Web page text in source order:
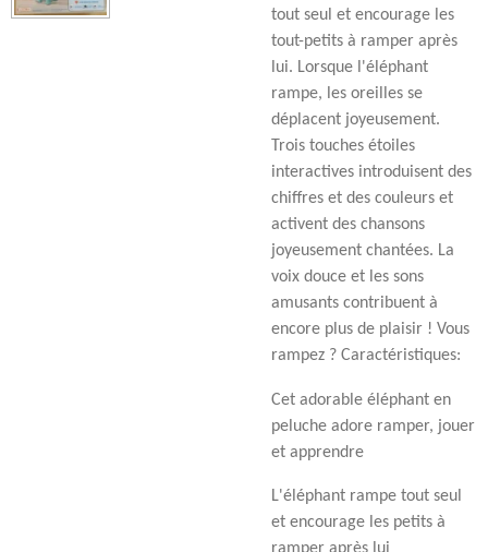
tout seul et encourage les
tout-petits à ramper après
lui. Lorsque l'éléphant
rampe, les oreilles se
déplacent joyeusement.
Trois touches étoiles
interactives introduisent des
chiffres et des couleurs et
activent des chansons
joyeusement chantées. La
voix douce et les sons
amusants contribuent à
encore plus de plaisir ! Vous
rampez ? Caractéristiques:
Cet adorable éléphant en
peluche adore ramper, jouer
et apprendre
L'éléphant rampe tout seul
et encourage les petits à